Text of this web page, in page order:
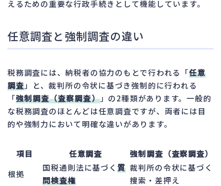
えるための重要な行政手続きとして機能しています。
任意調査と強制調査の違い
税務調査には、納税者の協力のもとで行われる「任意
調査」と、裁判所の令状に基づき強制的に行われる
「強制調査（査察調査）」の2種類があります。一般的
な税務調査のほとんどは任意調査ですが、両者には目
的や強制力において明確な違いがあります。
項目 任意調査
強制調査（査察調査）
根拠
国税通則法に基づく質
問検査権
裁判所の令状に基づく
捜索・差押え